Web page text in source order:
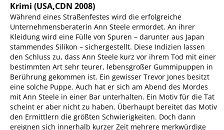
Krimi (USA,CDN 2008)
Während eines Straßenfestes wird die erfolgreiche
Unternehmensberaterin Ann Steele ermordet. An ihrer
Kleidung wird eine Fülle von Spuren – darunter aus Japan
stammendes Silikon – sichergestellt. Diese Indizien lassen
den Schluss zu, dass Ann Steele kurz vor ihrem Tod mit einer
bestimmten Art sehr teurer, lebensgroßer Gummipuppen in
Berührung gekommen ist. Ein gewisser Trevor Jones besitzt
eine solche Puppe. Auch hat er sich am Abend des Mordes
mit Ann Steele in einer Bar unterhalten. Ein Motiv für die Tat
scheint er aber nicht zu haben. Überhaupt bereitet das Motiv
den Ermittlern die größten Schwierigkeiten. Doch dann
ereignen sich innerhalb kurzer Zeit mehrere merkwürdige